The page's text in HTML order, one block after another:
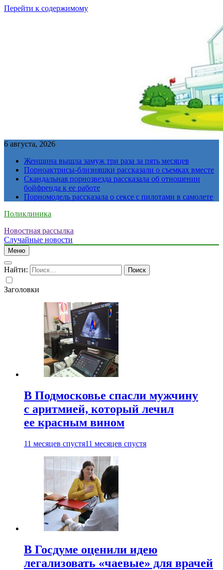
Перейти к содержимому
6 августа, 2026
Женщина вышла замуж три раза за пять месяцев
Порноактрисы-близняшки рассказали о съемках вместе
Скандальная порнозвезда рассказала об отношении
бойфренда к ее работе
Порномодель рассказала о сексе с пилотами в самолете
Поликлиника
Новостная рассылка
Случайные новости
Меню
Найти:
Заголовки
В Подмосковье спасли мужчину
с аритмией, который лечил
ее красным вином
11 месяцев спустя11 месяцев спустя
В Госдуме оценили идею
легализовать «чаевые» для врачей